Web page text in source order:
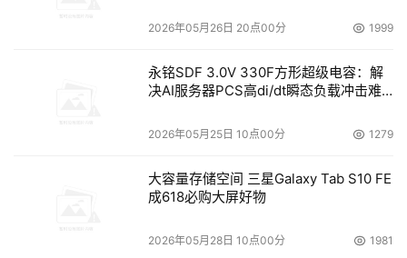
这是Martin从卖花生的过程中获取的心得。
他在施乐公司就职23年，最高职务是该公司最大的市场
客户，而且还要主管市场营销、产品设计、客户服务、销售
Martin发现，尽管后来他面临的生意越来越复杂多变，
2026年05月26日 20点00分 1999
永铭SDF 3.0V 330F方形超级电容：解
决AI服务器PCS高di/dt瞬态负载冲击难
2026年05月25日 10点00分 1279
大容量存储空间 三星Galaxy Tab S10 FE
成618必购大屏好物
2026年05月28日 10点00分 1981